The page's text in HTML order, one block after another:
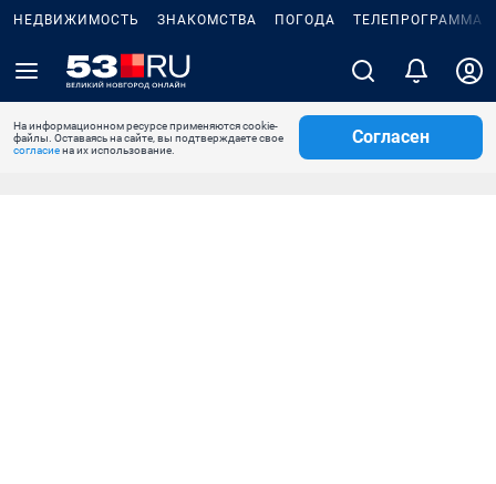
НЕДВИЖИМОСТЬ ЗНАКОМСТВА ПОГОДА ТЕЛЕПРОГРАММА
На информационном ресурсе применяются cookie-
файлы. Оставаясь на сайте, вы подтверждаете свое
согласиена их использование.
Согласен